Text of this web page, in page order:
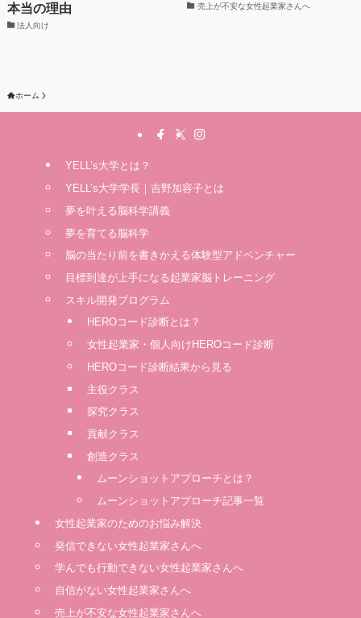
本当の理由
法人向け
売上が不安な女性起業家さんへ
ホーム
YELL’s大学とは？
YELL’s大学学長｜吉野加容子とは
夢を叶える脳科学講義
夢を育てる脳科学
脳の当たり前を書きかえる体験型アドベンチャー
⽬標到達が上⼿になる起業家脳トレーニング
スキル開発プログラム
HEROコード診断とは？
女性起業家・個人向けHEROコード診断
HEROコード診断結果から見る
主役クラス
探究クラス
貢献クラス
創造クラス
ムーンショットアプローチとは？
ムーンショットアプローチ記事一覧
女性起業家のためのお悩み解決
発信できない女性起業家さんへ
学んでも行動できない女性起業家さんへ
自信がない女性起業家さんへ
売上が不安な女性起業家さんへ